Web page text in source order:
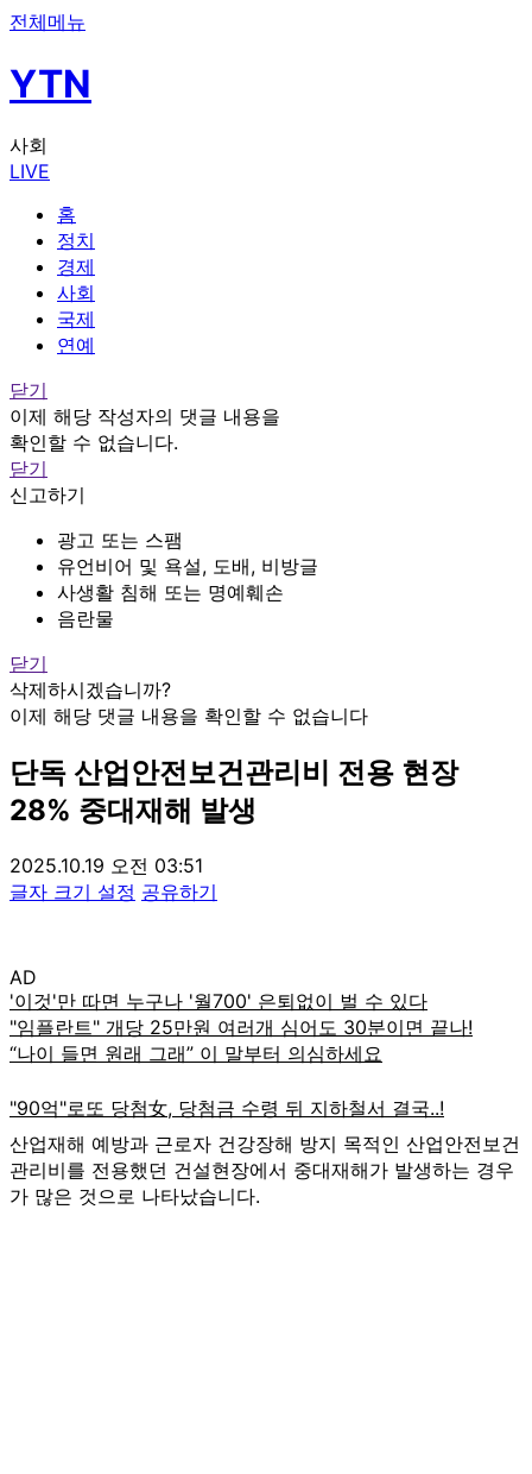
전체메뉴
YTN
사회
LIVE
홈
정치
경제
사회
국제
연예
닫기
이제 해당 작성자의 댓글 내용을
확인할 수 없습니다.
닫기
신고하기
광고 또는 스팸
유언비어 및 욕설, 도배, 비방글
사생활 침해 또는 명예훼손
음란물
닫기
삭제하시겠습니까?
이제 해당 댓글 내용을 확인할 수 없습니다
단독 산업안전보건관리비 전용 현장
28% 중대재해 발생
2025.10.19 오전 03:51
글자 크기 설정 공유하기
AD
산업재해 예방과 근로자 건강장해 방지 목적인 산업안전보건
관리비를 전용했던 건설현장에서 중대재해가 발생하는 경우
가 많은 것으로 나타났습니다.